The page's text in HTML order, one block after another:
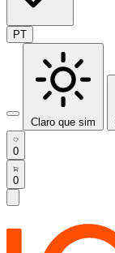
PT
Claro que sim
0
0